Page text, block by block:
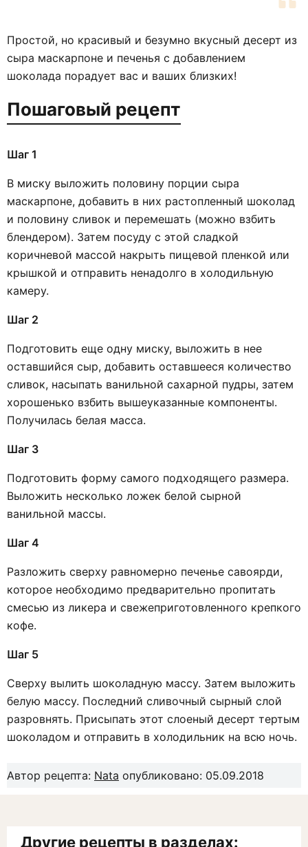
Простой, но красивый и безумно вкусный десерт из
сыра маскарпоне и печенья с добавлением
шоколада порадует вас и ваших близких!
Пошаговый рецепт
Шаг 1
В миску выложить половину порции сыра
маскарпоне, добавить в них растопленный шоколад
и половину сливок и перемешать (можно взбить
блендером). Затем посуду с этой сладкой
коричневой массой накрыть пищевой пленкой или
крышкой и отправить ненадолго в холодильную
камеру.
Шаг 2
Подготовить еще одну миску, выложить в нее
оставшийся сыр, добавить оставшееся количество
сливок, насыпать ванильной сахарной пудры, затем
хорошенько взбить вышеуказанные компоненты.
Получилась белая масса.
Шаг 3
Подготовить форму самого подходящего размера.
Выложить несколько ложек белой сырной
ванильной массы.
Шаг 4
Разложить сверху равномерно печенье савоярди,
которое необходимо предварительно пропитать
смесью из ликера и свежеприготовленного крепкого
кофе.
Шаг 5
Сверху вылить шоколадную массу. Затем выложить
белую массу. Последний сливочный сырный слой
разровнять. Присыпать этот слоеный десерт тертым
шоколадом и отправить в холодильник на всю ночь.
Автор рецепта: Nata опубликовано: 05.09.2018
Другие рецепты в разделах: